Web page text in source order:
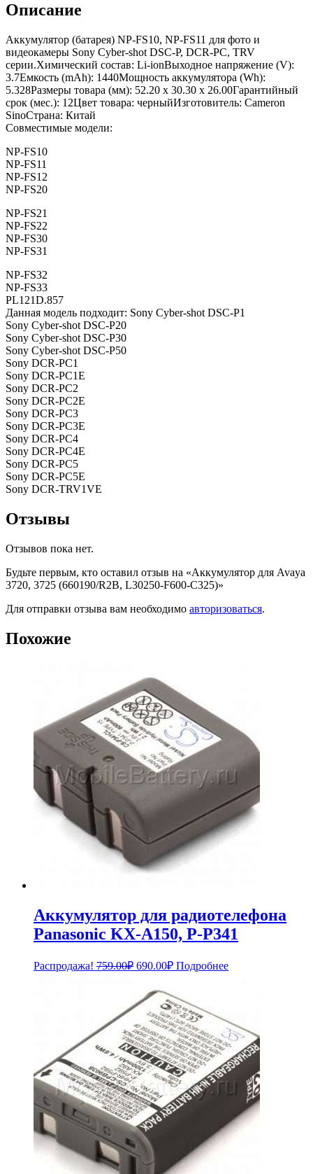
Описание
Аккумулятор (батарея) NP-FS10, NP-FS11 для фото и
видеокамеры Sony Cyber-shot DSC-P, DCR-PC, TRV
серии.Химический состав: Li-ionВыходное напряжение (V):
3.7Емкость (mAh): 1440Мощность аккумулятора (Wh):
5.328Размеры товара (мм): 52.20 x 30.30 x 26.00Гарантийный
срок (мес.): 12Цвет товара: черныйИзготовитель: Cameron
SinoСтрана: Китай
Совместимые модели:
NP-FS10
NP-FS11
NP-FS12
NP-FS20
NP-FS21
NP-FS22
NP-FS30
NP-FS31
NP-FS32
NP-FS33
PL121D.857
Данная модель подходит: Sony Cyber-shot DSC-P1
Sony Cyber-shot DSC-P20
Sony Cyber-shot DSC-P30
Sony Cyber-shot DSC-P50
Sony DCR-PC1
Sony DCR-PC1E
Sony DCR-PC2
Sony DCR-PC2E
Sony DCR-PC3
Sony DCR-PC3E
Sony DCR-PC4
Sony DCR-PC4E
Sony DCR-PC5
Sony DCR-PC5E
Sony DCR-TRV1VE
Отзывы
Отзывов пока нет.
Будьте первым, кто оставил отзыв на «Аккумулятор для Avaya
3720, 3725 (660190/R2B, L30250-F600-C325)»
Для отправки отзыва вам необходимо авторизоваться.
Похожие
Аккумулятор для радиотелефона
Panasonic KX-A150, P-P341
Распродажа! 759.00₽ Первоначальная
составляла
759.00₽.
690.00₽Текущая
цена:
Подробнее